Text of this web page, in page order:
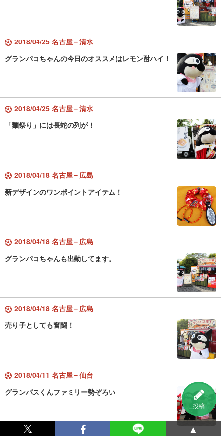
投稿
2018/04/25 名古屋－清水
グランパコちゃんの今日のオススメはレモン酎ハイ！
2018/04/25 名古屋－清水
「麺祭り」には長蛇の列が！
2018/04/18 名古屋－広島
新デザインのワンポイントアイテム！
2018/04/18 名古屋－広島
グランパコちゃんも出勤してます。
2018/04/18 名古屋－広島
売り子としても奮闘！
2018/04/11 名古屋－仙台
グランパスくんファミリー勢ぞろい
▲